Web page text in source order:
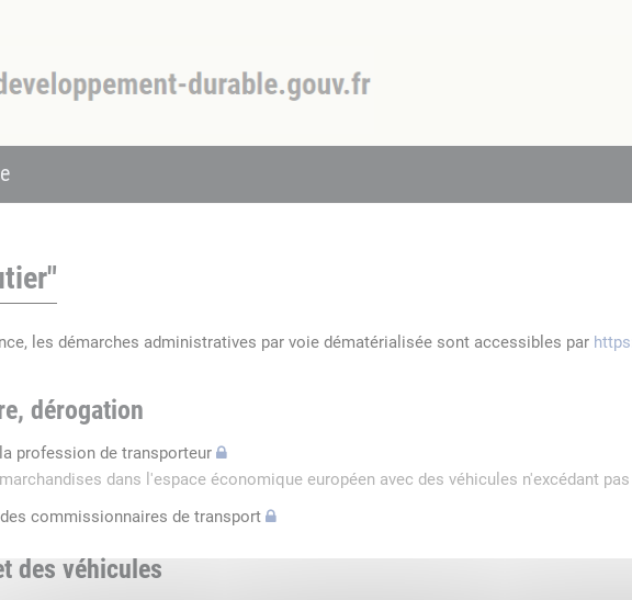
les démarches administratives par voie dématérialisée sont accessibles par
dérogation
profession de transporteur
dans l'espace économique européen avec des véhicules n'excédant
commissionnaires de transport
des véhicules